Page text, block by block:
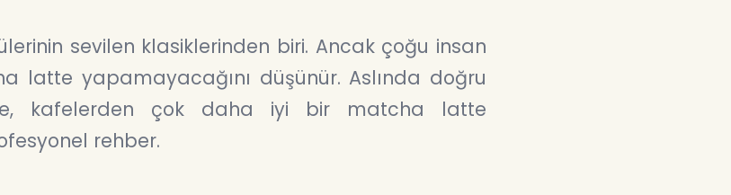
sevilen klasiklerinden biri. Ancak çoğu insan
latte yapamayacağını düşünür. Aslında doğru
kafelerden çok daha iyi bir matcha latte
rehber.